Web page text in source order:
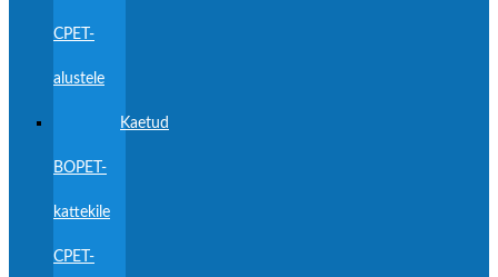
CPET-
alustele
Kaetud
BOPET-
kattekile
CPET-